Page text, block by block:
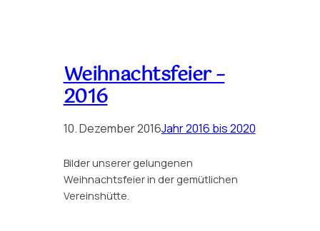
Weihnachtsfeier –
2016
10. Dezember 2016Jahr 2016 bis 2020
Bilder unserer gelungenen
Weihnachtsfeier in der gemütlichen
Vereinshütte.